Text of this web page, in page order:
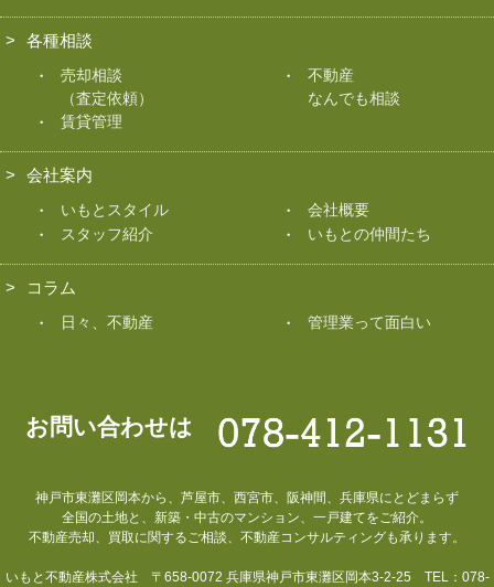
各種相談
売却相談
（査定依頼）
不動産
なんでも相談
賃貸管理
会社案内
いもとスタイル
会社概要
スタッフ紹介
いもとの仲間たち
コラム
日々、不動産 管理業って面白い
お問い合わせは
神戸市東灘区岡本から、芦屋市、西宮市、阪神間、兵庫県にとどまらず
全国の土地と、新築・中古のマンション、一戸建てをご紹介。
不動産売却、買取に関するご相談、不動産コンサルティングも承ります。
いもと不動産株式会社 〒658-0072 兵庫県神戸市東灘区岡本3-2-25 TEL：078-